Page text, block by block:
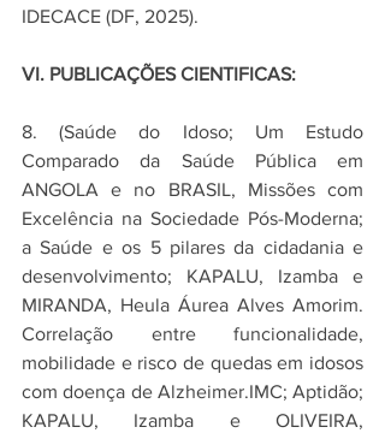
IDECACE (DF, 2025).
VI. PUBLICAÇÕES CIENTIFICAS:
8. (Saúde do Idoso; Um Estudo
Comparado da Saúde Pública em
ANGOLA e no BRASIL, Missões com
Excelência na Sociedade Pós-Moderna;
a Saúde e os 5 pilares da cidadania e
desenvolvimento; KAPALU, Izamba e
MIRANDA, Heula Áurea Alves Amorim.
Correlação entre funcionalidade,
mobilidade e risco de quedas em idosos
com doença de Alzheimer.IMC; Aptidão;
KAPALU, Izamba e OLIVEIRA,